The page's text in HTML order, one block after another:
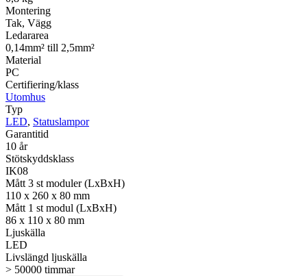
Montering
Tak, Vägg
Ledararea
0,14mm² till 2,5mm²
Material
PC
Certifiering/klass
Utomhus
Typ
LED, Statuslampor
Garantitid
10 år
Stötskyddsklass
IK08
Mått 3 st moduler (LxBxH)
110 x 260 x 80 mm
Mått 1 st modul (LxBxH)
86 x 110 x 80 mm
Ljuskälla
LED
Livslängd ljuskälla
> 50000 timmar